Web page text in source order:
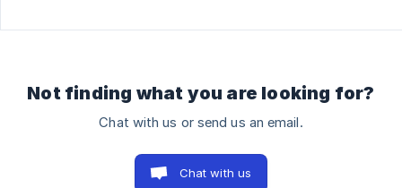
Not finding what you are looking for?
Chat with us or send us an email.
Chat with us